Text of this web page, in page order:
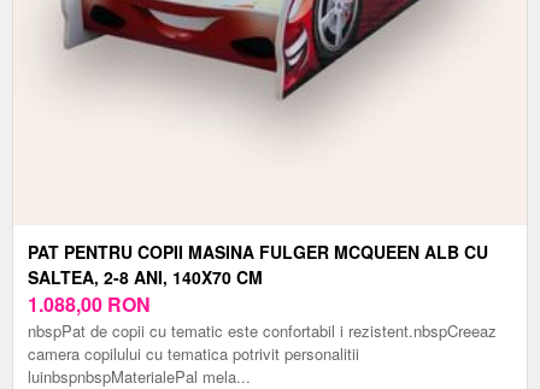
PAT PENTRU COPII MASINA FULGER MCQUEEN ALB CU
SALTEA, 2-8 ANI, 140X70 CM
1.088,00 RON
nbspPat de copii cu tematic este confortabil i rezistent.nbspCreeaz
camera copilului cu tematica potrivit personalitii
luinbspnbspMaterialePal mela...